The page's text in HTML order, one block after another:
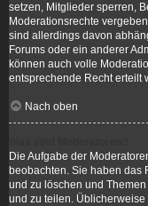
setzen, Mitglieder sperren,
Moderationsrechte
sind allerdings davon
Forums oder ein anderer
können auch volle
entsprechende Recht erteilt
Nach oben
Die Aufgabe der
beobachten. Sie haben das
und zu löschen und
und zu teilen.